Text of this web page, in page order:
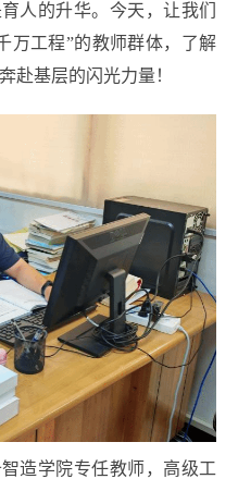
人的升华。今天，让我们
万工程”的教师群体，了解
赴基层的闪光力量！
造学院专任教师，高级工